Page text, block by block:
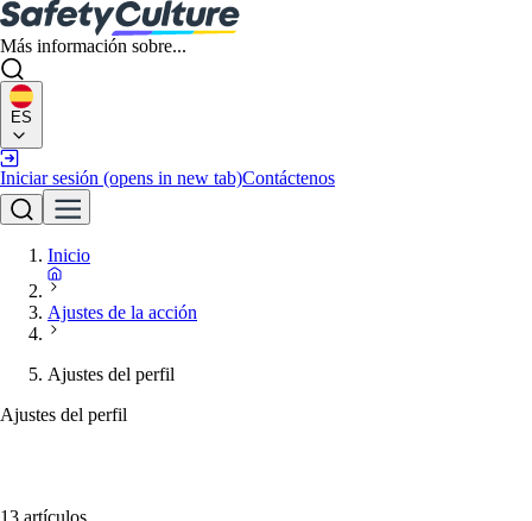
Más información sobre...
ES
Iniciar sesión (opens in new tab)Contáctenos
Inicio
Ajustes de la acción
Ajustes del perfil
Ajustes del perfil
13 artículos